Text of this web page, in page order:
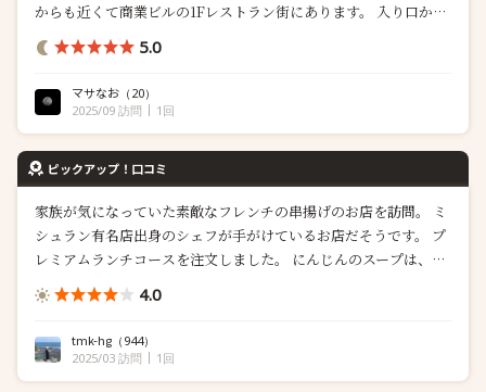
からも近くて商業ビルの1Fレストラン街にあります。 入り口から
オシャレで可愛らしい雰囲気が楽しめます。 落ち着いた店内は暗
過ぎず明る過ぎずで心地よい明るさてした。 料理一品一品がお花
みたいで素敵です。綺麗で見て愉しい。食べて美味しい。そし
て、...
5.0
マサなお （20）
2025/09 訪問
1回
ピックアップ！口コミ
家族が気になっていた素敵なフレンチの串揚げのお店を訪問。 ミ
シュラン有名店出身のシェフが手がけているお店だそうです。 プ
レミアムランチコースを注文しました。 にんじんのスープは、ふ
わっとしたムースの様な口当たりで美味しかったです。 前菜の盛
り合わせも1つ1つの味付けがとても美味しかったです。...
4.0
tmk-hg （944）
2025/03 訪問
1回